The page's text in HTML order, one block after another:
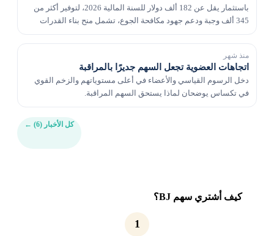
باستثمار يقل عن 182 ألف دولار للسنة المالية 2026، لتوفير أكثر من
345 ألف وجبة ودعم جهود مكافحة الجوع، تشمل منح بناء القدرات
منذ شهر
اتجاهات العضوية تجعل السهم جديرًا بالمراقبة
دخل الرسوم القياسي والأعضاء في أعلى مستوياتهم والزخم القوي
في تكساس يوضحان لماذا يستحق السهم المراقبة.
كل الأخبار (6) ←
كيف أشتري سهم BJ؟
1